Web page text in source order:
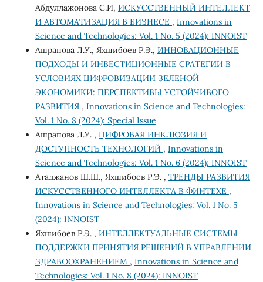
Абдуллажонова С.И, ИСКУССТВЕННЫЙ ИНТЕЛЛЕКТ
И АВТОМАТИЗАЦИЯ В БИЗНЕСЕ , Innovations in
Science and Technologies: Vol. 1 No. 5 (2024): INNOIST
Ашрапова Л.У., Яхшибоев Р.Э., ИННОВАЦИОННЫЕ
ПОДХОДЫ И ИНВЕСТИЦИОННЫЕ СРАТЕГИИ В
УСЛОВИЯХ ЦИФРОВИЗАЦИИ ЗЕЛЕНОЙ
ЭКОНОМИКИ: ПЕРСПЕКТИВЫ УСТОЙЧИВОГО
РАЗВИТИЯ , Innovations in Science and Technologies:
Vol. 1 No. 8 (2024): Special Issue
Ашрапова Л.У. , ЦИФРОВАЯ ИНКЛЮЗИЯ И
ДОСТУПНОСТЬ ТЕХНОЛОГИЙ , Innovations in
Science and Technologies: Vol. 1 No. 6 (2024): INNOIST
Атаджанов Ш.Ш., Яхшибоев Р.Э. , ТРЕНДЫ РАЗВИТИЯ
ИСКУССТВЕННОГО ИНТЕЛЛЕКТА В ФИНТЕХЕ ,
Innovations in Science and Technologies: Vol. 1 No. 5
(2024): INNOIST
Яхшибоев Р.Э. , ИНТЕЛЛЕКТУАЛЬНЫЕ СИСТЕМЫ
ПОДДЕРЖКИ ПРИНЯТИЯ РЕШЕНИЙ В УПРАВЛЕНИИ
ЗДРАВООХРАНЕНИЕМ , Innovations in Science and
Technologies: Vol. 1 No. 8 (2024): INNOIST